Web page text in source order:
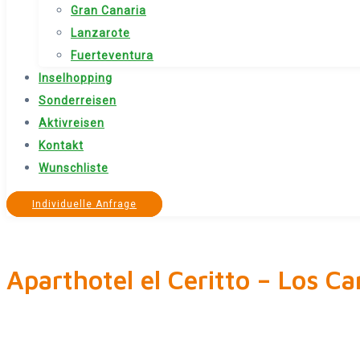
Gran Canaria
Lanzarote
Fuerteventura
Inselhopping
Sonderreisen
Aktivreisen
Kontakt
Wunschliste
Individuelle Anfrage
Aparthotel el Ceritto – Los